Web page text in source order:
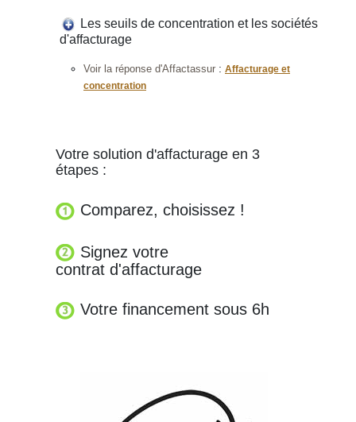
Les seuils de concentration et les sociétés
d'affacturage
Voir la réponse d'Affactassur : Affacturage et
concentration
Votre solution d'affacturage en 3
étapes :
Comparez, choisissez !
Signez votre
contrat d'affacturage
Votre financement sous 6h